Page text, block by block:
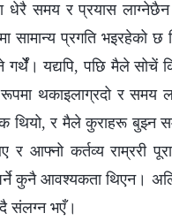
धेरै समय र प्रयास
प्रगति भइरहेको
गर्थेँ। यद्यपि, पछि मैले
थकाइलाग्रदो र समय
थियो, र मैले कुराहरू बुझ्न
र आफ्नो कर्तव्य राम्ररी
कुनै आवश्यकता थिएन।
संलग्न भएँ।